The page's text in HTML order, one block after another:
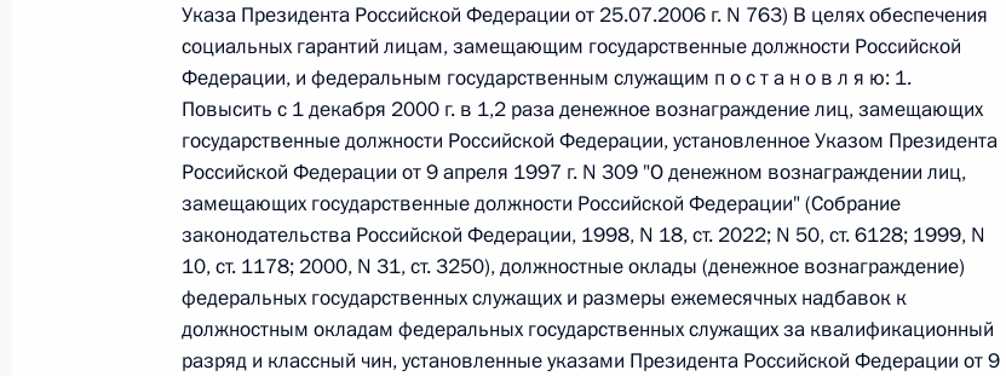
Федеральный закон от 26.07.2026 г. № 265-ФЗ
О внесении изменений в статью 12 Федерального закона «О персональных данных» и отдельные
законодательные акты Российской Федерации
26 июля 2026 года
Федеральный закон от 26.07.2026 г. № 256-ФЗ
О внесении изменений в Федеральный закон «О присяжных заседателях федеральных судов общей
юрисдикции в Российской Федерации»
26 июля 2026 года
Указа Президента Российской Федерации от 25.07.2006 г. N 763) В целях обеспечения
социальных гарантий лицам, замещающим государственные должности Российской
Федерации, и федеральным государственным служащим п о с т а н о в л я ю: 1.
Повысить с 1 декабря 2000 г. в 1,2 раза денежное вознаграждение лиц, замещающих
государственные должности Российской Федерации, установленное Указом Президента
Российской Федерации от 9 апреля 1997 г. N 309 "О денежном вознаграждении лиц,
замещающих государственные должности Российской Федерации" (Собрание
законодательства Российской Федерации, 1998, N 18, ст. 2022; N 50, ст. 6128; 1999, N
10, ст. 1178; 2000, N 31, ст. 3250), должностные оклады (денежное вознаграждение)
федеральных государственных служащих и размеры ежемесячных надбавок к
должностным окладам федеральных государственных служащих за квалификационный
разряд и классный чин, установленные указами Президента Российской Федерации от 9